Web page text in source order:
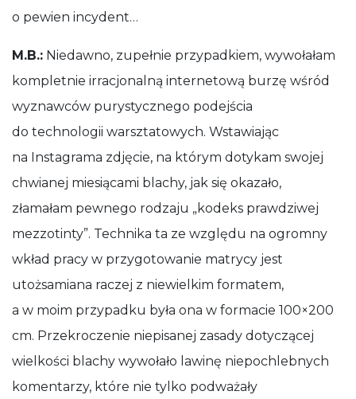
o pewien incydent…
M.B.: Niedawno, zupełnie przypadkiem, wywołałam
kompletnie irracjonalną internetową burzę wśród
wyznawców purystycznego podejścia
do technologii warsztatowych. Wstawiając
na Instagrama zdjęcie, na którym dotykam swojej
chwianej miesiącami blachy, jak się okazało,
złamałam pewnego rodzaju „kodeks prawdziwej
mezzotinty”. Technika ta ze względu na ogromny
wkład pracy w przygotowanie matrycy jest
utożsamiana raczej z niewielkim formatem,
a w moim przypadku była ona w formacie 100×200
cm. Przekroczenie niepisanej zasady dotyczącej
wielkości blachy wywołało lawinę niepochlebnych
komentarzy, które nie tylko podważały